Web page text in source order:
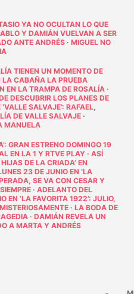
YA NO OCULTAN LO QUE
Y DAMIÁN VUELVAN A SER
ANTE ANDRÉS· MIGUEL NO
TIENEN UN MOMENTO DE
LA CABAÑA LA PRUEBA
EN LA TRAMPA DE ROSALÍA·
DESCUBRIR LOS PLANES DE
SALVAJE’: RAFAEL,
DE VALLE SALVAJE·
MANUELA
GRAN ESTRENO DOMINGO 19
EN LA 1 Y RTVE PLAY· ASÍ
DE LA CRIADA’ EN
23 DE JUNIO EN ‘LA
SE VA CON CESAR Y
· ADELANTO DEL
EN ‘LA FAVORITA 1922’: JULIO,
· LA BODA DE
· DAMIÁN REVELA UN
A MARTA Y ANDRÉS